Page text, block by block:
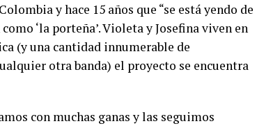
y hace 15 años que “se está yendo de
‘la porteña’. Violeta y Josefina viven en
(y una cantidad innumerable de
otra banda) el proyecto se encuentra
con muchas ganas y las seguimos